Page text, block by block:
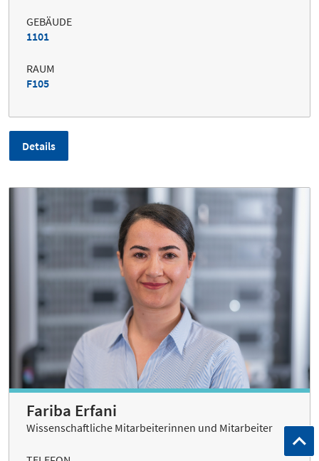
GEBÄUDE
1101
RAUM
F105
Details
Fariba Erfani
Wissenschaftliche Mitarbeiterinnen und Mitarbeiter